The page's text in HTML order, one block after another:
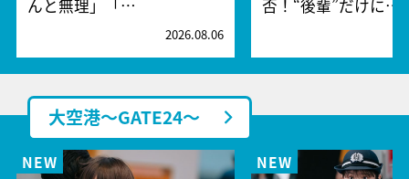
んと無理」「…
2026.08.06
否！“後輩”だけに…
大空港～GATE24～